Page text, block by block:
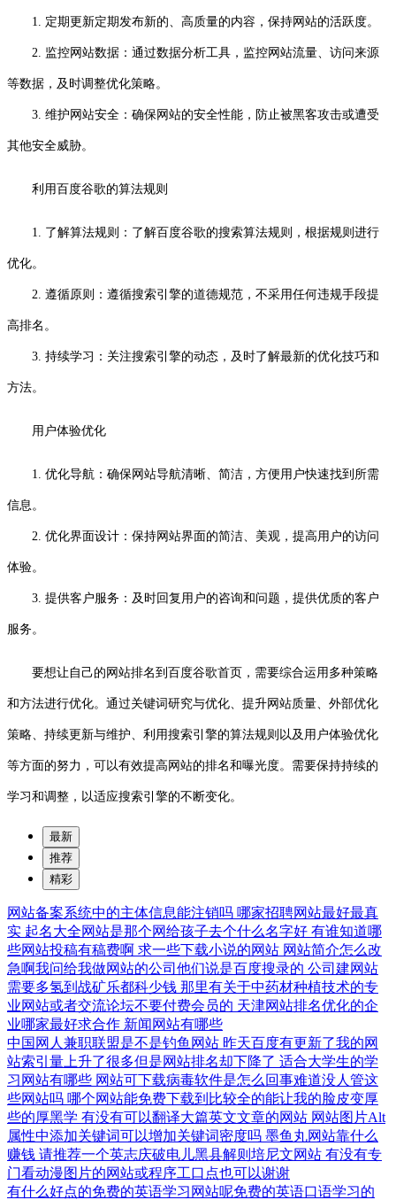
1. 定期更新定期发布新的、高质量的内容，保持网站的活跃度。
2. 监控网站数据：通过数据分析工具，监控网站流量、访问来源
等数据，及时调整优化策略。
3. 维护网站安全：确保网站的安全性能，防止被黑客攻击或遭受
其他安全威胁。
利用百度谷歌的算法规则
1. 了解算法规则：了解百度谷歌的搜索算法规则，根据规则进行
优化。
2. 遵循原则：遵循搜索引擎的道德规范，不采用任何违规手段提
高排名。
3. 持续学习：关注搜索引擎的动态，及时了解最新的优化技巧和
方法。
用户体验优化
1. 优化导航：确保网站导航清晰、简洁，方便用户快速找到所需
信息。
2. 优化界面设计：保持网站界面的简洁、美观，提高用户的访问
体验。
3. 提供客户服务：及时回复用户的咨询和问题，提供优质的客户
服务。
要想让自己的网站排名到百度谷歌首页，需要综合运用多种策略
和方法进行优化。通过关键词研究与优化、提升网站质量、外部优化
策略、持续更新与维护、利用搜索引擎的算法规则以及用户体验优化
等方面的努力，可以有效提高网站的排名和曝光度。需要保持持续的
学习和调整，以适应搜索引擎的不断变化。
最新
推荐
精彩
网站备案系统中的主体信息能注销吗 哪家招聘网站最好最真
实 起名大全网站是那个网给孩子去个什么名字好 有谁知道哪
些网站投稿有稿费啊 求一些下载小说的网站 网站简介怎么改
急啊我问给我做网站的公司他们说是百度搜录的 公司建网站
需要多氢到战矿乐都科少钱 那里有关于中药材种植技术的专
业网站或者交流论坛不要付费会员的 天津网站排名优化的企
业哪家最好求合作 新闻网站有哪些
中国网人兼职联盟是不是钓鱼网站 昨天百度有更新了我的网
站索引量上升了很多但是网站排名却下降了 适合大学生的学
习网站有哪些 网站可下载病毒软件是怎么回事难道没人管这
些网站吗 哪个网站能免费下载到比较全的能让我的脸皮变厚
些的厚黑学 有没有可以翻译大篇英文文章的网站 网站图片Alt
属性中添加关键词可以增加关键词密度吗 墨鱼丸网站靠什么
赚钱 请推荐一个英志庆破电儿黑县解则培尼文网站 有没有专
门看动漫图片的网站或程序工口点也可以谢谢
有什么好点的免费的英语学习网站呢免费的英语口语学习的